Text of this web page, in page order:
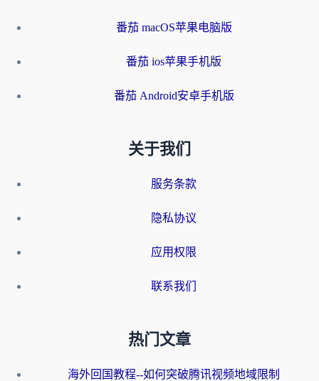
番茄 macOS苹果电脑版
番茄 ios苹果手机版
番茄 Android安卓手机版
关于我们
服务条款
隐私协议
应用权限
联系我们
热门文章
海外回国教程--如何突破腾讯视频地域限制